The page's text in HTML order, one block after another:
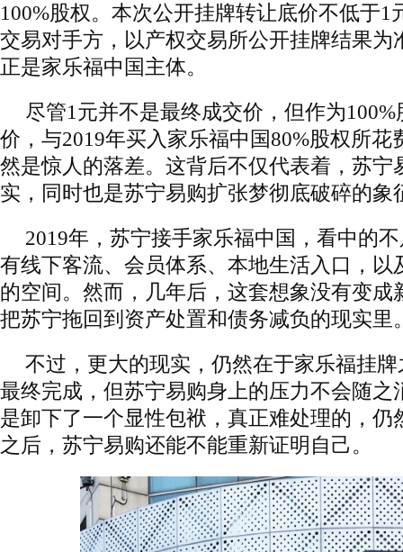
100%股权。本次公开挂牌转让底价不低于1
交易对手方，以产权交易所公开挂牌结果为
正是家乐福中国主体。
尽管1元并不是最终成交价，但作为
价，与2019年买入家乐福中国80%股权所花
然是惊人的落差。这背后不仅代表着，苏宁
实，同时也是苏宁易购扩张梦彻底破碎的象
2019年，苏宁接手家乐福中国，看中的
有线下客流、会员体系、本地生活入口，以
的空间。然而，几年后，这套想象没有变成
把苏宁拖回到资产处置和债务减负的现实里
不过，更大的现实，仍然在于家乐福挂
最终完成，但苏宁易购身上的压力不会随之
是卸下了一个显性包袱，真正难处理的，仍
之后，苏宁易购还能不能重新证明自己。